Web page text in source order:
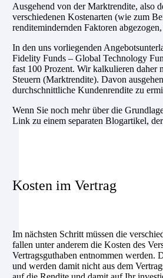
Ausgehend von der Marktrendite, also
verschiedenen Kostenarten (wie zum
renditemindernden Faktoren
In den uns vorliegenden
Fidelity Funds – Global Technology
fast 100 Prozent. Wir kalkulieren daher
Steuern (Marktrendite). Davon
durchschnittliche Kundenrendite zu
Wenn Sie noch mehr über die
Link zu einem separaten Blogartikel,
Kosten im Vertrag
Im nächsten Schritt müssen die
fallen unter anderem die Kosten des
Vertragsguthaben entnommen
und werden damit nicht aus dem